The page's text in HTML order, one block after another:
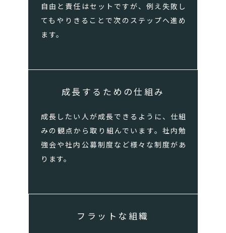
自由と責任はセットですが、例え失敗し
てもやりきることで次のステップへ進め
ます。
成長するための仕組み
成長したい人が成長できるように、仕組
みの観点から取り組んでいます。社内勉
強会や社内公募制度など様々な制度があ
ります。
フラットな組織